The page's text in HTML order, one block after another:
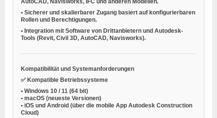
• Sicherer und skalierbarer Zugang basiert auf konfigurierbaren
Rollen und Berechtigungen.
• Integration mit Software von Drittanbietern und Autodesk-
Tools (Revit, Civil 3D, AutoCAD, Navisworks).
Kompatibilität und Systemanforderungen
✅ Kompatible Betriebssysteme
• Windows 10 / 11 (64 bit)
• macOS (neueste Versionen)
• iOS und Android (über die mobile App Autodesk Construction
Cloud)